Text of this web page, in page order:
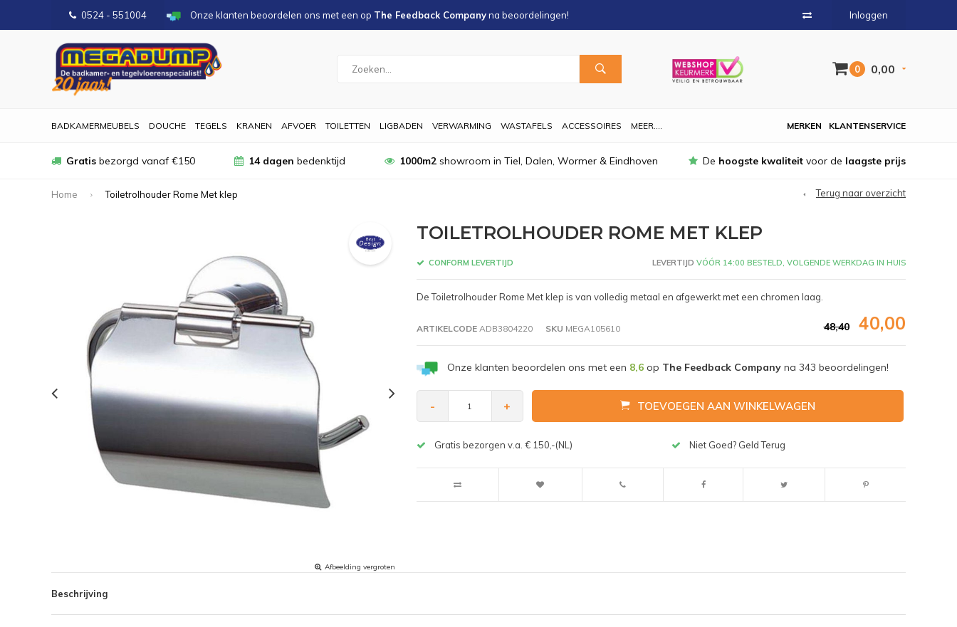
0524 - 551004 Onze klanten beoordelen ons met een op The Feedback Companyna beoordelingen! Inloggen
0 0,00
BADKAMERMEUBELS DOUCHE TEGELS KRANEN AFVOER TOILETTEN LIGBADEN VERWARMING WASTAFELS ACCESSOIRES MEER.... KLANTENSERVICE
MERKEN
Gratis bezorgd vanaf €150 14 dagen bedenktijd 1000m2showroom in Tiel, Dalen, Wormer & Eindhoven De hoogste kwaliteit voor de laagste prijs
Home Toiletrolhouder Rome Met klep Terug naar overzicht
Afbeelding vergroten
TOILETROLHOUDER ROME MET KLEP
CONFORM LEVERTIJD LEVERTIJD VÓÓR 14:00 BESTELD, VOLGENDE WERKDAG IN HUIS
De Toiletrolhouder Rome Met klep is van volledig metaal en afgewerkt met een chromen laag.
ARTIKELCODEADB3804220 SKU MEGA105610 48,40 40,00
Onze klanten beoordelen ons met een 8,6op The Feedback Companyna 343 beoordelingen!
- + TOEVOEGEN AAN WINKELWAGEN
Gratis bezorgen v.a. € 150,-(NL) Niet Goed? Geld Terug
Beschrijving